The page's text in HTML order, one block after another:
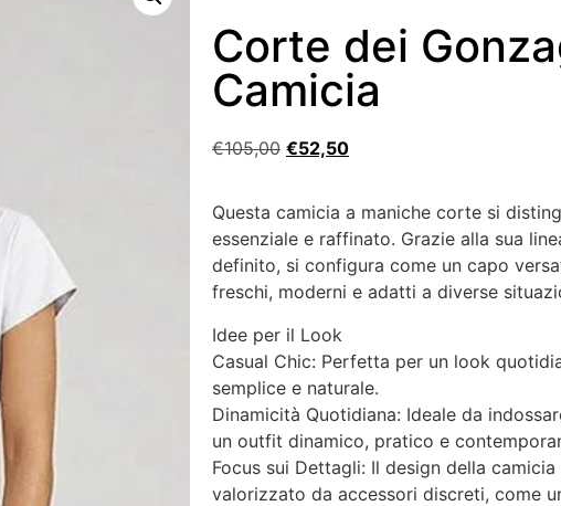
Corte dei
Camicia
€105,00 €52,50
Questa camicia a maniche corte si
essenziale e raffinato. Grazie alla sua
definito, si configura come un capo
freschi, moderni e adatti a diverse
Idee per il Look
Casual Chic: Perfetta per un look
semplice e naturale.
Dinamicità Quotidiana: Ideale da
un outfit dinamico, pratico e
Focus sui Dettagli: Il design della
valorizzato da accessori discreti, come